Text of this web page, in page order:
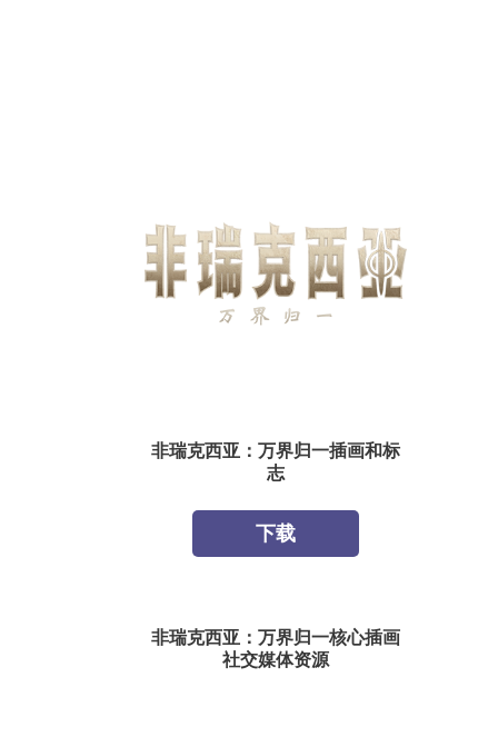
非瑞克西亚：万界归一插画和标
志
下载
非瑞克西亚：万界归一核心插画
社交媒体资源